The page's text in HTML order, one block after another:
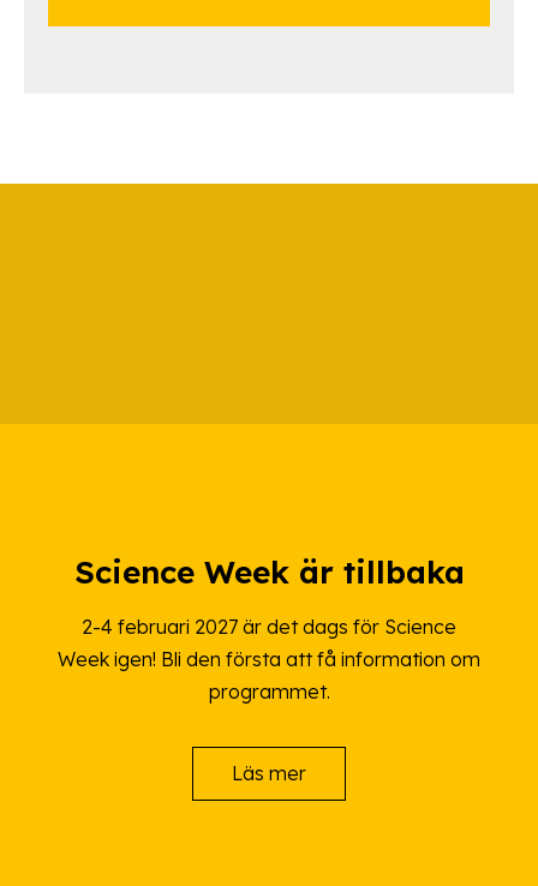
Science Week är tillbaka
2-4 februari 2027 är det dags för Science
Week igen! Bli den första att få information om
programmet.
Läs mer